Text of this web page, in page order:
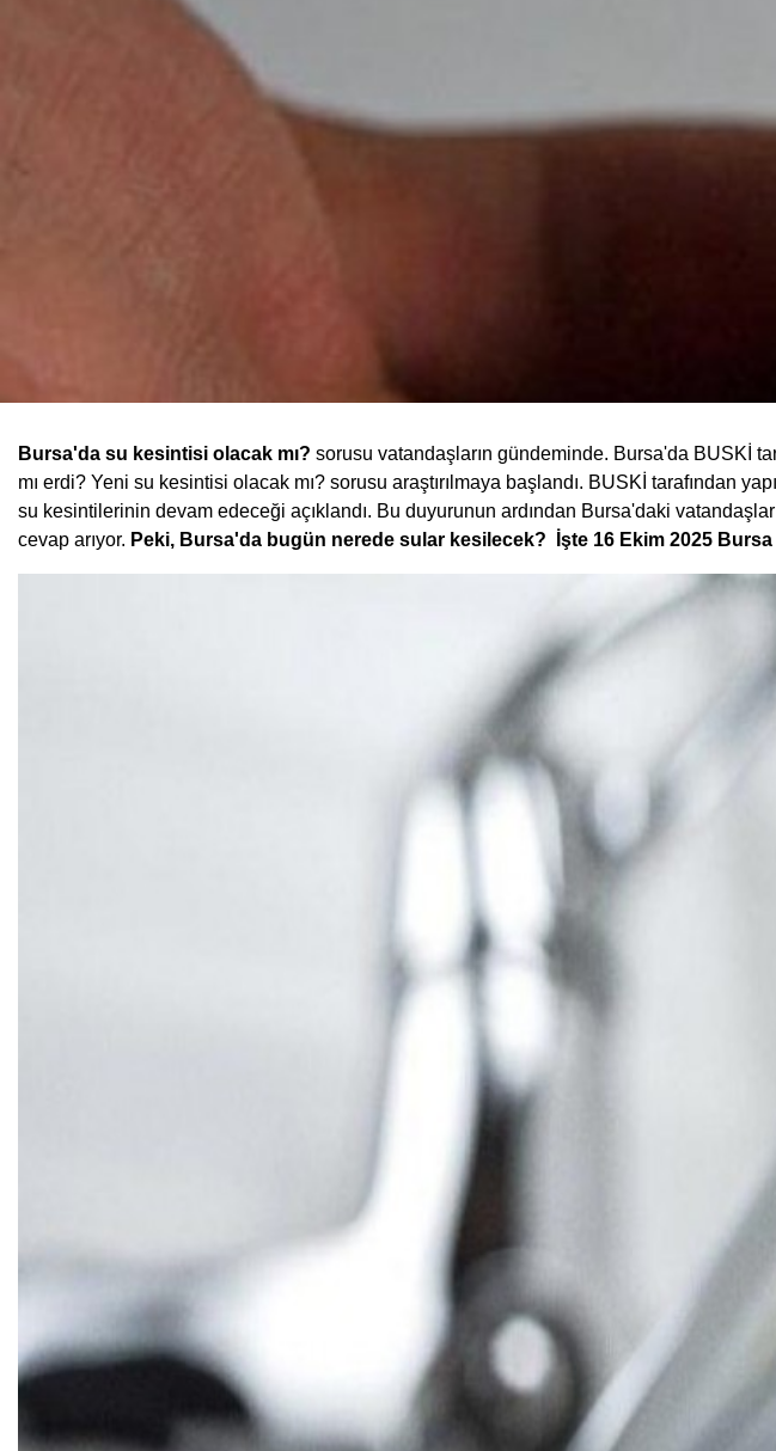
Bursa'da su kesintisi olacak mı? sorusu vatandaşların gündeminde. Bursa'da BUSKİ
mı erdi? Yeni su kesintisi olacak mı? sorusu araştırılmaya başlandı. BUSKİ tarafından
su kesintilerinin devam edeceği açıklandı. Bu duyurunun ardından Bursa'daki
cevap arıyor. Peki, Bursa'da bugün nerede sular kesilecek? İşte 16 Ekim 2025